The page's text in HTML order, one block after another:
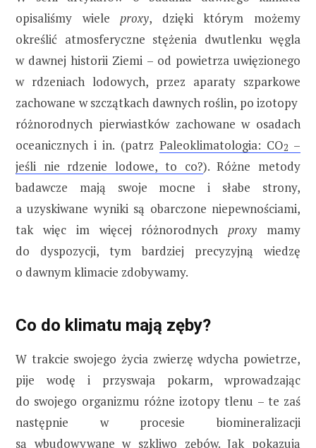
opisaliśmy wieleproxy, dzięki którym możemy
określić atmosferyczne stężenia dwutlenku węgla
w dawnej historii Ziemi – od powietrza uwięzionego
w rdzeniach lodowych, przez aparaty szparkowe
zachowane w szczątkach dawnych roślin, po izotopy
różnorodnych pierwiastków zachowane w osadach
oceanicznych i in. (patrz Paleoklimatologia: CO2 –
jeśli nie rdzenie lodowe, to co?). Różne metody
badawcze mają swoje mocne i słabe strony,
a uzyskiwane wyniki są obarczone niepewnościami,
tak więc im więcej różnorodnychproxy mamy
do dyspozycji, tym bardziej precyzyjną wiedzę
o dawnym klimacie zdobywamy.
Co do klimatu mają zęby?
W trakcie swojego życia zwierzę wdycha powietrze,
pije wodę i przyswaja pokarm, wprowadzając
do swojego organizmu różne izotopy tlenu – te zaś
następnie w procesie biomineralizacji
są wbudowywane w szkliwo zębów. Jak pokazują